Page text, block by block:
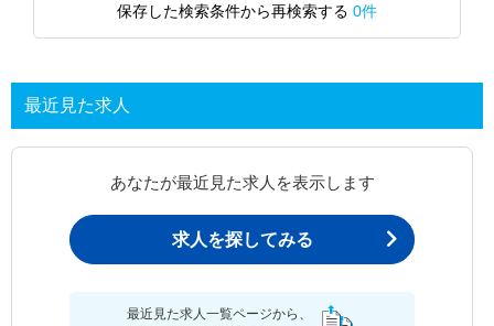
保存した検索条件から再検索する 0件
最近見た求人
あなたが最近見た求人を表示します
求人を探してみる
最近見た求人一覧ページから、